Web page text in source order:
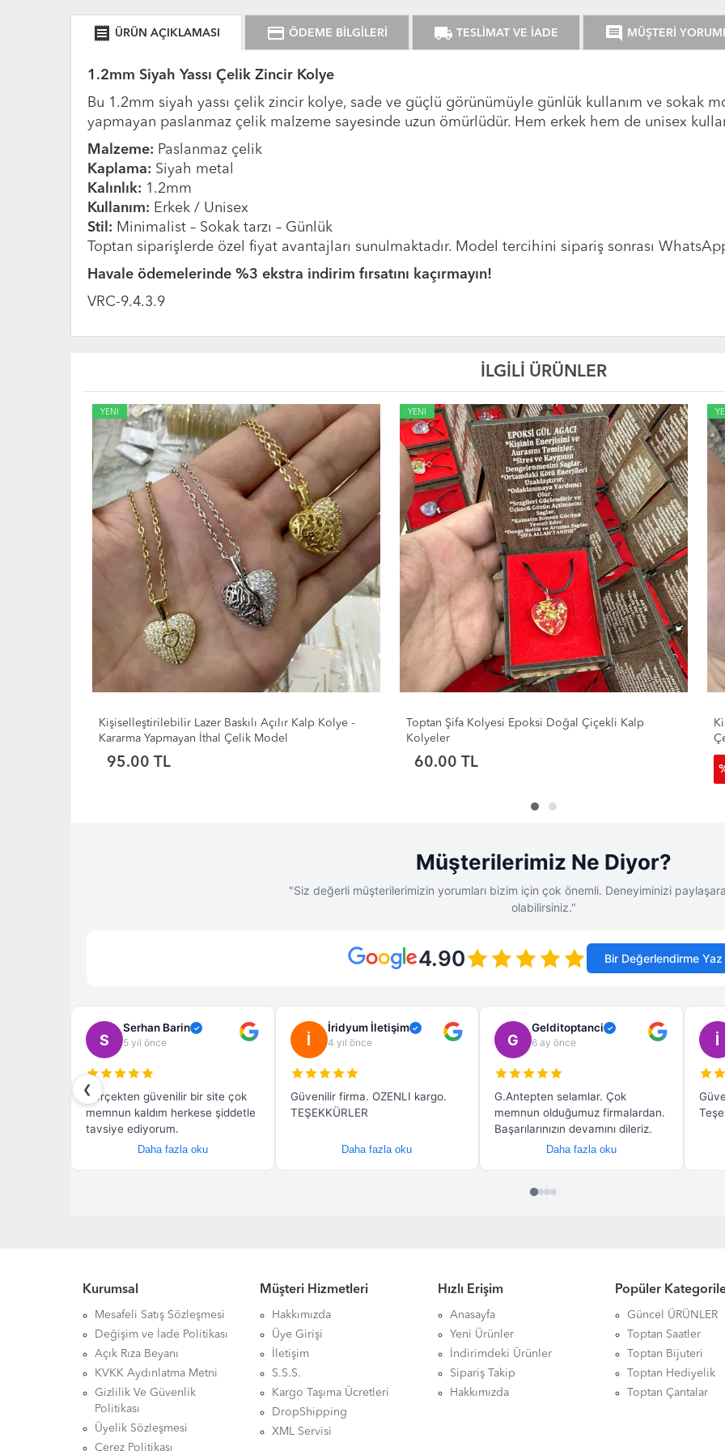
receipt ÜRÜN AÇIKLAMASI credit_card ÖDEME BİLGİLERİ local_shipping TESLİMAT VE İADE comment MÜŞTERİ
1.2mm Siyah Yassı Çelik Zincir Kolye
Bu 1.2mm siyah yassı çelik zincir kolye, sade ve güçlü görünümüyle günlük kullanım ve sokak
yapmayan paslanmaz çelik malzeme sayesinde uzun ömürlüdür. Hem erkek hem de unisex
Malzeme: Paslanmaz çelik
Kaplama: Siyah metal
Kalınlık: 1.2mm
Kullanım: Erkek / Unisex
Stil: Minimalist – Sokak tarzı – Günlük
Toptan siparişlerde özel fiyat avantajları sunulmaktadır. Model tercihini sipariş sonrası
Havale ödemelerinde %3 ekstra indirim fırsatını kaçırmayın!
VRC-9.4.3.9
İLGİLİ ÜRÜNLER
YENİ
Toptan Şifa Kolyesi Epoksi Doğal Çiçekli Kalp
Kolyeler
60.00 TL
YENİ
Kişiye Özel Lazer Baskıya Uygun Kararma Yapmaz
Çelik Kolye Modelleri - Toptan Bayan Kolye
%38
130.00 TL
Kurumsal
Mesafeli Satış Sözleşmesi
Değişim ve İade Politikası
Açık Rıza Beyanı
KVKK Aydınlatma Metni
Gizlilik Ve Güvenlik
Politikası
Üyelik Sözleşmesi
Çerez Politikası
Müşteri Hizmetleri
Hakkımızda
Üye Girişi
İletişim
S.S.S.
Kargo Taşıma Ücretleri
DropShipping
XML Servisi
Hızlı Erişim
Anasayfa
Yeni Ürünler
İndirimdeki Ürünler
Sipariş Takip
Hakkımızda
Popüler
Güncel ÜRÜNLER
Toptan Saatler
Toptan Bijuteri
Toptan Hediyelik
Toptan Çantalar